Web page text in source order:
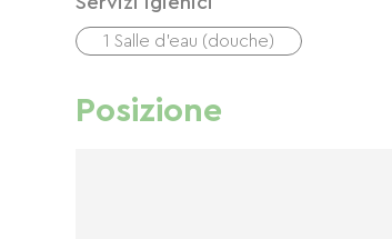
1 Salle d'eau (douche)
Posizione